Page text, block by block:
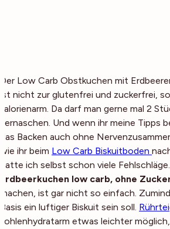
Der Low Carb Obstkuchen mit
ist nicht zur glutenfrei und zuckerfrei,
kalorienarm. Da darf man gerne mal 2
vernaschen. Und wenn ihr meine Tipps
das Backen auch ohne
wie ihr beim Low Carb Biskuitboden
hatte ich selbst schon viele
Erdbeerkuchen low carb, ohne
machen, ist gar nicht so einfach.
Basis ein luftiger Biskuit sein soll.
kohlenhydratarm etwas leichter